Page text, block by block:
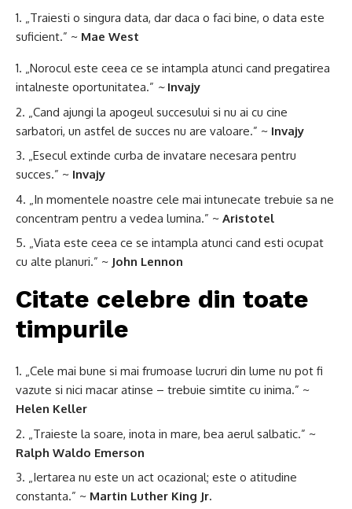
„Traiesti o singura data, dar daca o faci bine, o data este
suficient.” ~ Mae West
„Norocul este ceea ce se intampla atunci cand pregatirea
intalneste oportunitatea.” ~ Invajy
„Cand ajungi la apogeul succesului si nu ai cu cine
sarbatori, un astfel de succes nu are valoare.” ~ Invajy
„Esecul extinde curba de invatare necesara pentru
succes.” ~ Invajy
„In momentele noastre cele mai intunecate trebuie sa ne
concentram pentru a vedea lumina.” ~ Aristotel
„Viata este ceea ce se intampla atunci cand esti ocupat
cu alte planuri.” ~ John Lennon
Citate celebre din toate
timpurile
„Cele mai bune si mai frumoase lucruri din lume nu pot fi
vazute si nici macar atinse – trebuie simtite cu inima.” ~
Helen Keller
„Traieste la soare, inota in mare, bea aerul salbatic.” ~
Ralph Waldo Emerson
„Iertarea nu este un act ocazional; este o atitudine
constanta.” ~ Martin Luther King Jr.